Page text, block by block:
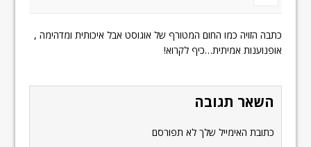
כתבה הזויה כמו החום המטורף של אוגוסט אבל איכותית ומדהימה ,
אופנוענות אמיתית…כיף לקרוא!
השאר תגובה
כתובת האימייל שלך לא תפורסם